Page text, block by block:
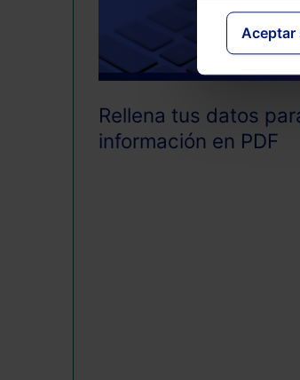
Aceptar
Rellena tus datos
información en PDF